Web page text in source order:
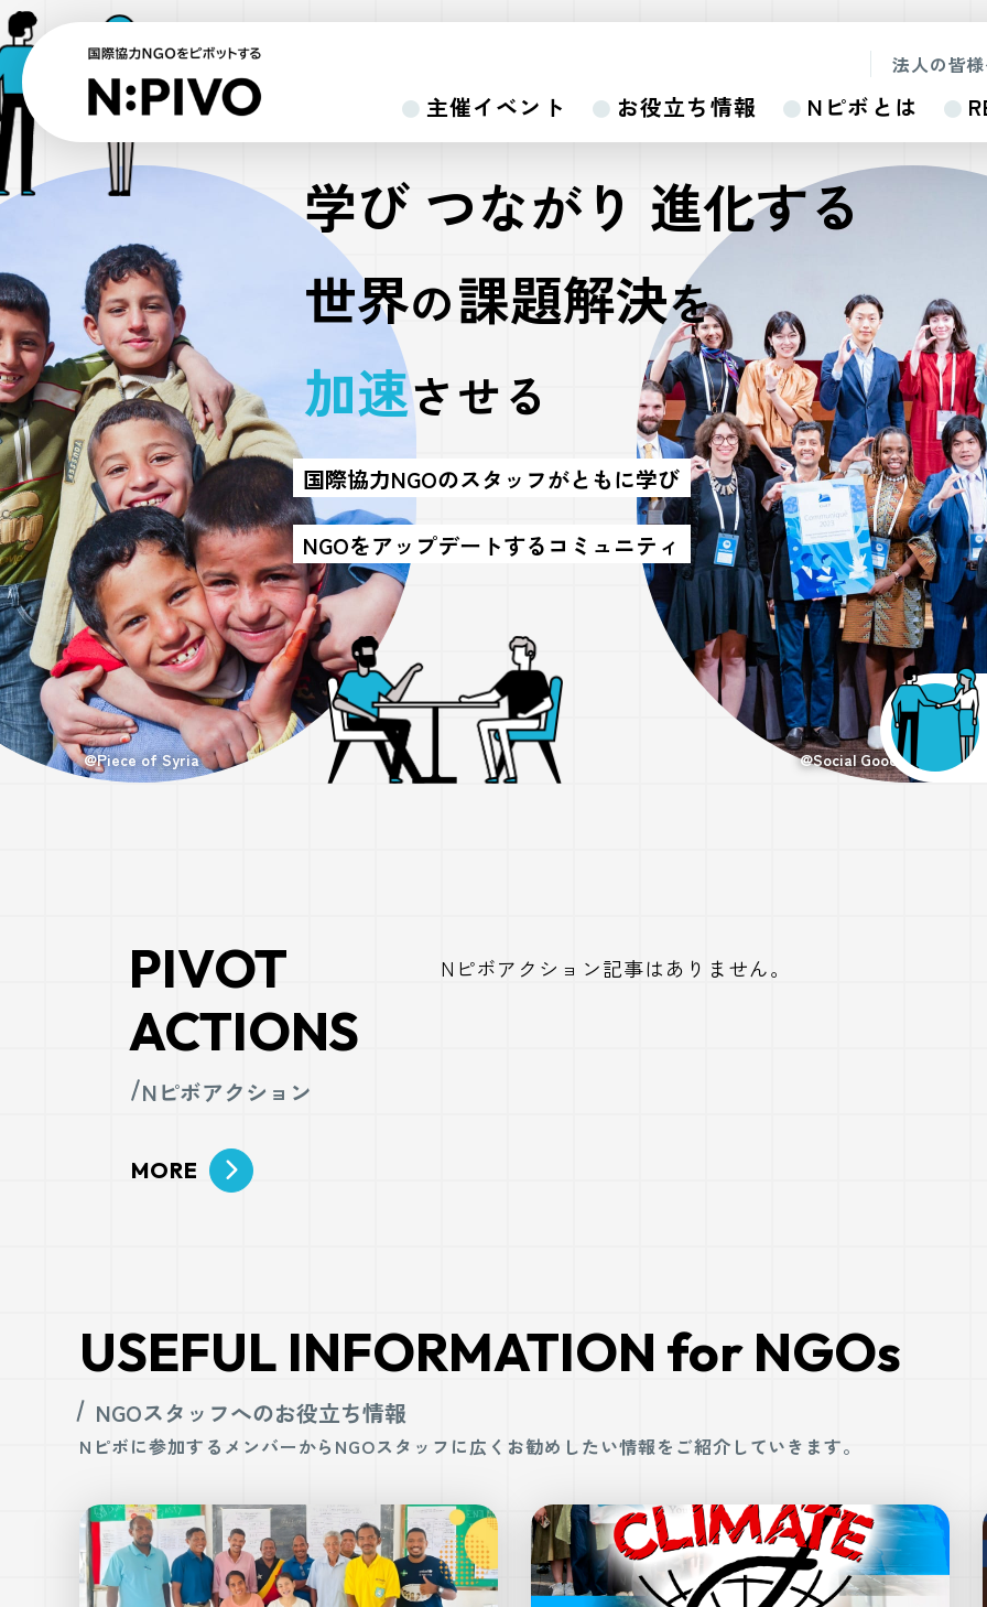
法人の皆
主催イベント お役立ち情報 Nピボとは
学び つながり 進化する
世界の課題解決を
加速させる
国際協力NGOのスタッフがともに学び
NGOをアップデートするコミュニティ
@Piece of Syria @Social Good
PIVOT
ACTIONS
Nピボアクション
MORE
Nピボアクション記事はありません。
USEFUL INFORMATION for NGOs
NGOスタッフへのお役立ち情報
Nピボに参加するメンバーからNGOスタッフに広くお勧めしたい情報をご紹介していきます。